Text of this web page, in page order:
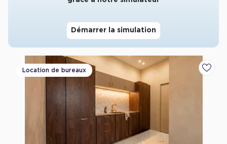
Location de Commerces à Reims
Achat de Commerces
Achat de Commerces à Nîmes
Achat de Commerces à Toulouse
Achat de Commerces à Marseille
Achat de Commerces à Dijon
Démarrer la simulation
Location de bureaux